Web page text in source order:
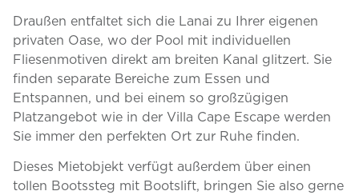
Draußen entfaltet sich die Lanai zu Ihrer eigenen
privaten Oase, wo der Pool mit individuellen
Fliesenmotiven direkt am breiten Kanal glitzert. Sie
finden separate Bereiche zum Essen und
Entspannen, und bei einem so großzügigen
Platzangebot wie in der Villa Cape Escape werden
Sie immer den perfekten Ort zur Ruhe finden.
Dieses Mietobjekt verfügt außerdem über einen
tollen Bootssteg mit Bootslift, bringen Sie also gerne